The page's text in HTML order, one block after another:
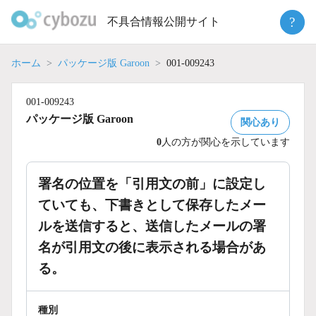
不具合情報公開サイト ?
ホーム パッケージ版 Garoon 001-009243
001-009243
パッケージ版 Garoon
関心あり
0 人の方が関心を示しています
署名の位置を「引用文の前」に設定し
ていても、下書きとして保存したメー
ルを送信すると、送信したメールの署
名が引用文の後に表示される場合があ
る。
種別